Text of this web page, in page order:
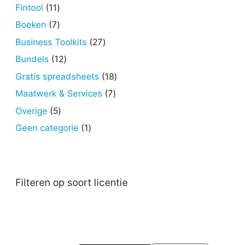
Fintool 1111
producten
Boeken 77
producten
Business Toolkits 2727
Bundels 1212
producten
Gratis spreadsheets 1818
producten
Maatwerk & Services 77
Overige 55
producten
Geen categorie 11
Filteren op soort licentie